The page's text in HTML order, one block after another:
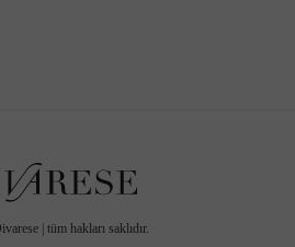
| tüm hakları saklıdır.